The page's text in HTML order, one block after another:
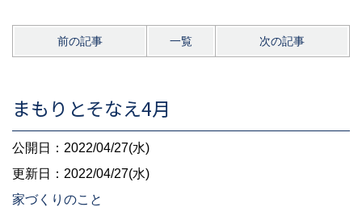
前の記事 一覧 次の記事
まもりとそなえ4月
公開日：2022/04/27(水)
更新日：2022/04/27(水)
家づくりのこと